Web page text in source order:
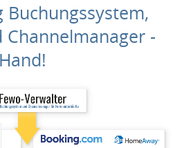
Buchungssystem,
Channelmanager -